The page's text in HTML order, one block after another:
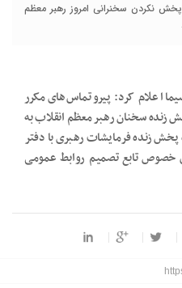
نکردن سخنرانی امروز رهبر معظم
اعلام کرد: پیرو تماس‌های مکرر
زنده سخنان رهبر معظم انقلاب به
زنده فرمایشات رهبری با دفتر
خصوص تابع تصمیم روابط عمومی